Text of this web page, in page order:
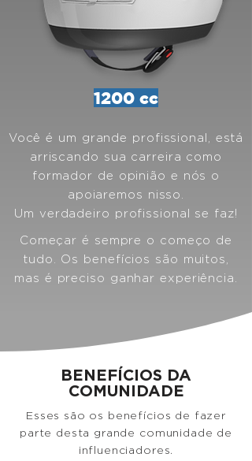
1200 cc
Você é um grande profissional, está
arriscando sua carreira como
formador de opinião e nós o
apoiaremos nisso.
Um verdadeiro profissional se faz!
Começar é sempre o começo de
tudo. Os benefícios são muitos,
mas é preciso ganhar experiência.
BENEFÍCIOS DA
COMUNIDADE
Esses são os benefícios de fazer
parte desta grande comunidade de
influenciadores.